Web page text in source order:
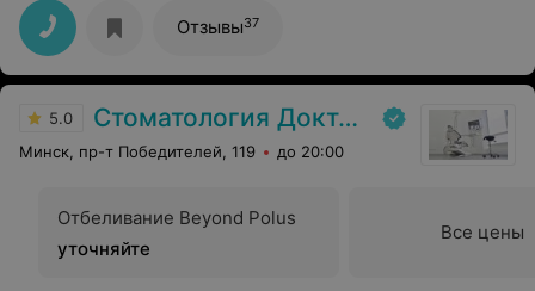
Отзывы37
5.0 Стоматология Доктора Шабановича
Минск, пр-т Победителей, 119 до 20:00
Отбеливание Beyond Polus
уточняйте
Все цены